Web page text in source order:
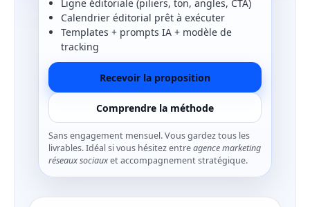
Ligne éditoriale (piliers, ton, angles, CTA)
Calendrier éditorial prêt à exécuter
Templates + prompts IA + modèle de
tracking
Recevoir la proposition
Comprendre la méthode
Sans engagement mensuel. Vous gardez tous les
livrables. Idéal si vous hésitez entreagence marketing
réseaux sociauxet accompagnement stratégique.